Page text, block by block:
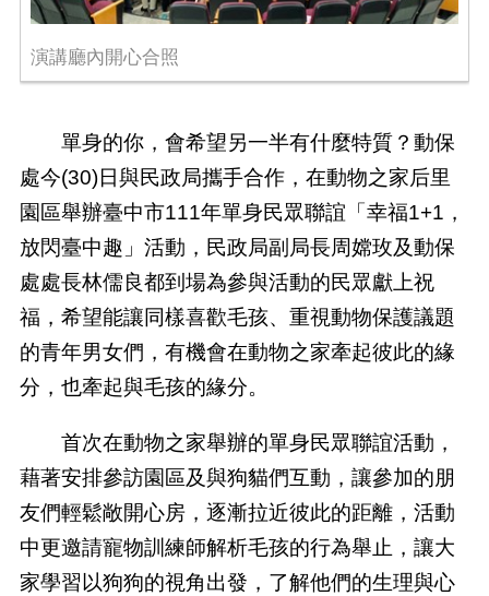
演講廳內開心合照
單身的你，會希望另一半有什麼特質？動保
處今(30)日與民政局攜手合作，在動物之家后里
園區舉辦臺中市111年單身民眾聯誼「幸福1+1 ，
放閃臺中趣」活動，民政局副局長周嫦玫及動保
處處長林儒良都到場為參與活動的民眾獻上祝
福，希望能讓同樣喜歡毛孩、重視動物保護議題
的青年男女們，有機會在動物之家牽起彼此的緣
分，也牽起與毛孩的緣分。
首次在動物之家舉辦的單身民眾聯誼活動，
藉著安排參訪園區及與狗貓們互動，讓參加的朋
友們輕鬆敞開心房，逐漸拉近彼此的距離，活動
中更邀請寵物訓練師解析毛孩的行為舉止，讓大
家學習以狗狗的視角出發，了解他們的生理與心